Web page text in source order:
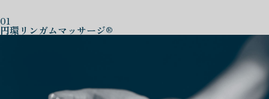
01
円環リンガムマッサージ®